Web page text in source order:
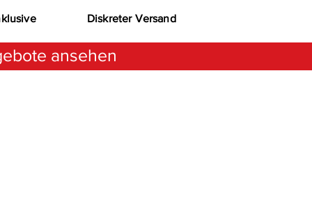
Diskreter Versand
ansehen